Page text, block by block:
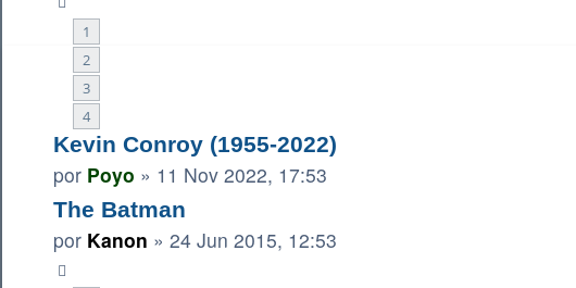
1
2
3
4
Kevin Conroy (1955-2022)
por Poyo » 11 Nov 2022, 17:53
The Batman
por Kanon » 24 Jun 2015, 12:53